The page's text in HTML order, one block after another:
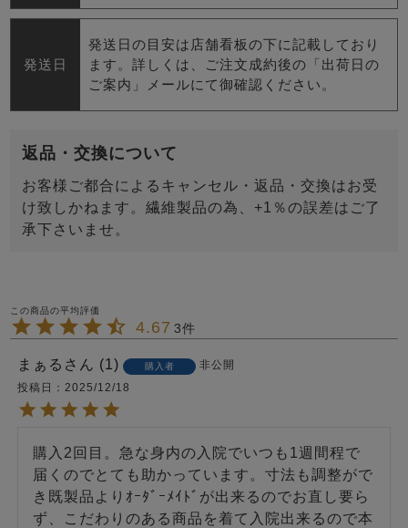
発送日
発送日の目安は店舗看板の下に記載しており
ます。詳しくは、ご注文成約後の「出荷日の
ご案内」メールにて御確認ください。
返品・交換について
お客様ご都合によるキャンセル・返品・交換はお受
け致しかねます。繊維製品の為、+1％の誤差はご了
承下さいませ。
4.67 3
まぁる 1 購入者
非公開
投稿日
2025/12/18
購入2回目。急な身内の入院でいつも1週間程で
届くのでとても助かっています。寸法も調整がで
き既製品よりｵｰﾀﾞｰﾒｲﾄﾞが出来るのでお直し要ら
ず、こだわりのある商品を着て入院出来るので本